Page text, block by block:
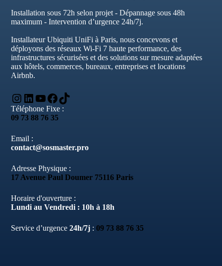
Installation sous 72h selon projet - Dépannage sous 48h
maximum - Intervention d’urgence 24h/7j.
Installateur Ubiquiti UniFi à Paris, nous concevons et
déployons des réseaux Wi-Fi 7 haute performance, des
infrastructures sécurisées et des solutions sur mesure adaptées
aux hôtels, commerces, bureaux, entreprises et locations
Airbnb.
Instagram
LinkedIn
YouTube
Facebook
TikTok
Téléphone Fixe :
09 73 88 76 35
Email :
contact@sosmaster.pro
Adresse Physique :
17 Avenue Paul Doumer 75116 Paris
Horaire d'ouverture :
Lundi au Vendredi : 10h à 18h
Service d’urgence24h/7j :09 73 88 76 35